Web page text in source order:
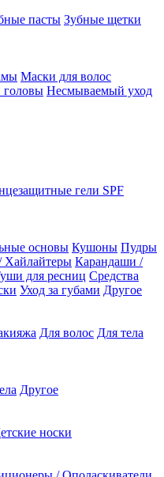
пасты Зубные щетки
Маски для волос
головы Несмываемый уход
гели SPF
основы Кушоны Пудры
Хайлайтеры Карандаши /
для ресниц Средства
Уход за губами Другое
Для волос Для тела
Другое
носки